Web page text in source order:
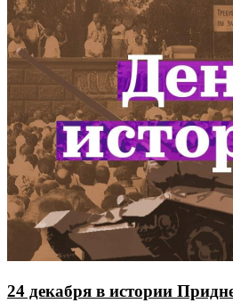
24 декабря в истории